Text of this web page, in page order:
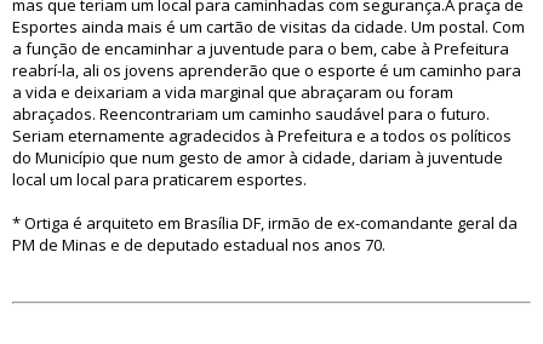
mas que teriam um local para caminhadas com segurança.A praça de
Esportes ainda mais é um cartão de visitas da cidade. Um postal. Com
a função de encaminhar a juventude para o bem, cabe à Prefeitura
reabrí-la, ali os jovens aprenderão que o esporte é um caminho para
a vida e deixariam a vida marginal que abraçaram ou foram
abraçados. Reencontrariam um caminho saudável para o futuro.
Seriam eternamente agradecidos à Prefeitura e a todos os políticos
do Município que num gesto de amor à cidade, dariam à juventude
local um local para praticarem esportes.
* Ortiga é arquiteto em Brasília DF, irmão de ex-comandante geral da
PM de Minas e de deputado estadual nos anos 70.